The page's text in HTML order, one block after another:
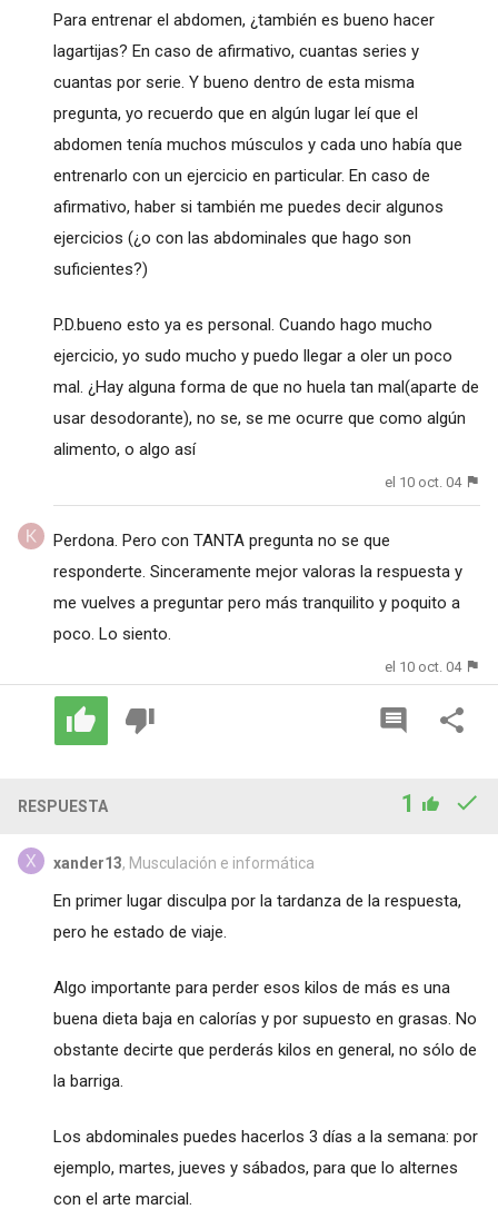
Para entrenar el abdomen, ¿también es bueno hacer
lagartijas? En caso de afirmativo, cuantas series y
cuantas por serie. Y bueno dentro de esta misma
pregunta, yo recuerdo que en algún lugar leí que el
abdomen tenía muchos músculos y cada uno había que
entrenarlo con un ejercicio en particular. En caso de
afirmativo, haber si también me puedes decir algunos
ejercicios (¿o con las abdominales que hago son
suficientes?)
P.D.bueno esto ya es personal. Cuando hago mucho
ejercicio, yo sudo mucho y puedo llegar a oler un poco
mal. ¿Hay alguna forma de que no huela tan mal(aparte de
usar desodorante), no se, se me ocurre que como algún
alimento, o algo así
el 10 oct. 04
Perdona. Pero con TANTA pregunta no se que
responderte. Sinceramente mejor valoras la respuesta y
me vuelves a preguntar pero más tranquilito y poquito a
poco. Lo siento.
el 10 oct. 04
RESPUESTA 1
xander13, Musculación e informática
En primer lugar disculpa por la tardanza de la respuesta,
pero he estado de viaje.
Algo importante para perder esos kilos de más es una
buena dieta baja en calorías y por supuesto en grasas. No
obstante decirte que perderás kilos en general, no sólo de
la barriga.
Los abdominales puedes hacerlos 3 días a la semana: por
ejemplo, martes, jueves y sábados, para que lo alternes
con el arte marcial.